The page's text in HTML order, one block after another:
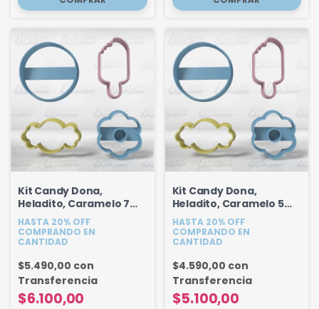
Kit Candy Dona,
Heladito, Caramelo 7
cm
HASTA 20% OFF
COMPRANDO EN
CANTIDAD
$6.100,00
$5.490,00 con
Transferencia
Kit Candy Dona,
Heladito, Caramelo 5
cm
HASTA 20% OFF
COMPRANDO EN
CANTIDAD
$5.100,00
$4.590,00 con
Transferencia